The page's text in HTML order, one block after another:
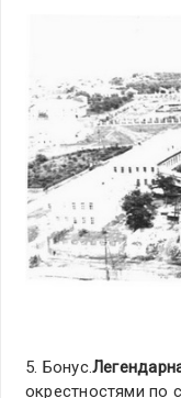
5. Бонус.
окрестностями по